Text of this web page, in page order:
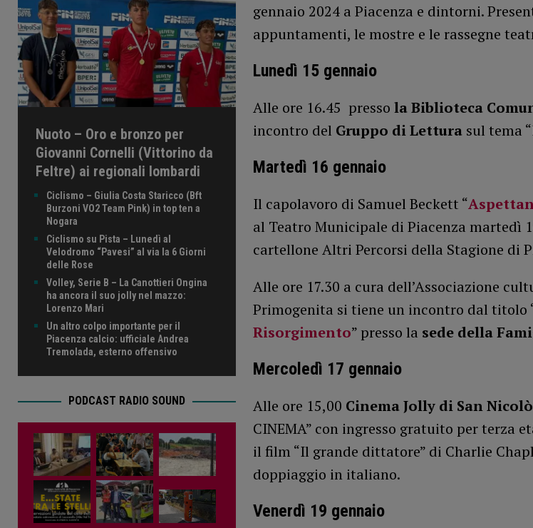
gennaio 2024 a Piacenza e dintorni.
appuntamenti, le mostre e le rassegne
Lunedì 15 gennaio
Alle ore 16.45 presso la Biblioteca
incontro del Gruppo di Letturasul tema
Martedì 16 gennaio
Il capolavoro di Samuel Beckett “
al Teatro Municipale di Piacenza martedì
cartellone Altri Percorsi della Stagione di
Alle ore 17.30 a cura dell’Associazione
Primogenita si tiene un incontro dal titolo
Risorgimento” presso la sede della
Mercoledì 17 gennaio
Alle ore 15,00 Cinema Jolly di San Nicolò
CINEMA” con ingresso gratuito per terza
il film “Il grande dittatore” di Charlie
doppiaggio in italiano.
Venerdì 19 gennaio
Nuoto – Oro e bronzo per
Giovanni Cornelli (Vittorino da
Feltre) ai regionali lombardi
Ciclismo – Giulia Costa Staricco (Bft
Burzoni VO2 Team Pink) in top ten a
Nogara
Ciclismo su Pista – Lunedì al
Velodromo “Pavesi” al via la 6 Giorni
delle Rose
Volley, Serie B – La Canottieri Ongina
ha ancora il suo jolly nel mazzo:
Lorenzo Mari
Un altro colpo importante per il
Piacenza calcio: ufficiale Andrea
Tremolada, esterno offensivo
PODCAST RADIO SOUND